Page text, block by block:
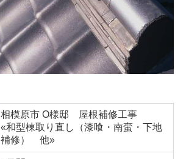
相模原市 O様邸 屋根補修工事
«和型棟取り直し（漆喰・南蛮・下地
補修） 他»